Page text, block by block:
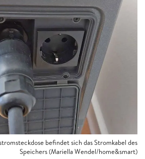
befindet sich das Stromkabel des
Speichers (Mariella Wendel/home&smart)